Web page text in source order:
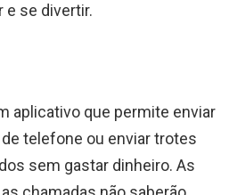
e se divertir.
aplicativo que permite enviar
telefone ou enviar trotes
sem gastar dinheiro. As